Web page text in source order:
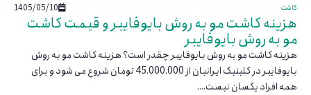
کاشت 1405/05/10
هزینه کاشت مو به روش بایوفایبر و قیمت کاشت
مو به روش بایوفایبر
هزینه کاشت مو به روش بایوفایبر چقدر است؟ هزینه کاشت مو به روش
بایوفایبر در کلینیک ایرانیان از 45.000.000 تومان شروع می شود و برای
همه افراد یکسان نیست....